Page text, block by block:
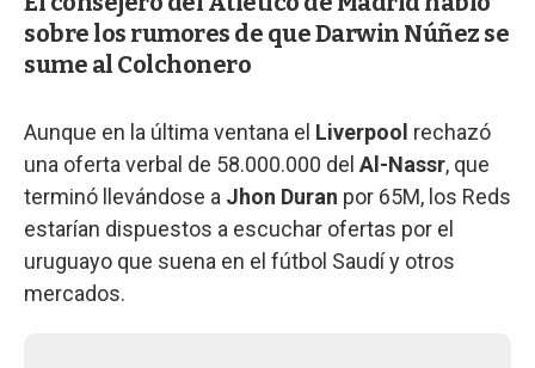
sobre los rumores de que Darwin Núñez se
sume al Colchonero
Aunque en la última ventana el Liverpool rechazó
una oferta verbal de 58.000.000 del Al-Nassr, que
terminó llevándose a Jhon Duran por 65M, los Reds
estarían dispuestos a escuchar ofertas por el
uruguayo que suena en el fútbol Saudí y otros
mercados.